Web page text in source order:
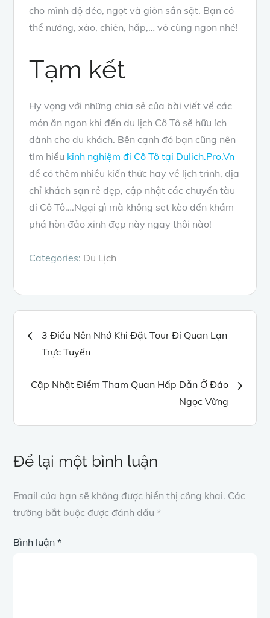
cho mình độ dẻo, ngọt và giòn sần sật. Bạn có
thể nướng, xào, chiên, hấp,… vô cùng ngon nhé!
Tạm kết
Hy vọng với những chia sẻ của bài viết về các
món ăn ngon khi đến du lịch Cô Tô sẽ hữu ích
dành cho du khách. Bên cạnh đó bạn cũng nên
tìm hiểu kinh nghiệm đi Cô Tô tại Dulich.Pro.Vn
để có thêm nhiều kiến thức hay về lịch trình, địa
chỉ khách sạn rẻ đẹp, cập nhật các chuyến tàu
đi Cô Tô….Ngại gì mà không set kèo đến khám
phá hòn đảo xinh đẹp này ngay thôi nào!
Categories: Du Lịch
Điều
hướng
bài
viết
3 Điều Nên Nhớ Khi Đặt Tour Đi Quan Lạn
Trực Tuyến
Cập Nhật Điểm Tham Quan Hấp Dẫn Ở Đảo
Ngọc Vừng
Để lại một bình luận
Email của bạn sẽ không được hiển thị công khai. Các
trường bắt buộc được đánh dấu*
Bình luận*